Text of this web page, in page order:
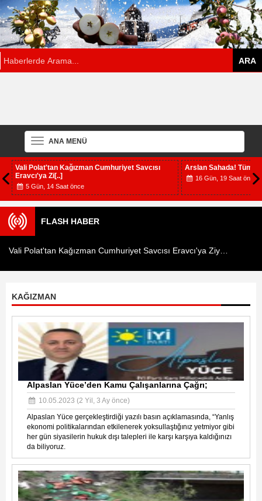
ANA MENÜ
Vali Polat'tan Kağızman Cumhuriyet Savcısı
Eravcı'ya Zi[..]
5 Gün, 14 Saat önce
Arslan Sahada! Tüm
16 Gün, 19 Saat önce
FLASH HABER
Vali Polat'tan Kağızman Cumhuriyet Savcısı Eravcı'ya Ziyaret
KAĞIZMAN
Alpaslan Yüce’den Kamu Çalışanlarına Çağrı;
10.05.2023 (2 Yil, 3 Ay önce)
Alpaslan Yüce gerçekleştirdiği yazılı basın açıklamasında, “Yanlış
ekonomi politikalarından etkilenerek yoksullaştığınız yetmiyor gibi
her gün siyasilerin hukuk dışı talepleri ile karşı karşıya kaldığınızı
da biliyoruz.